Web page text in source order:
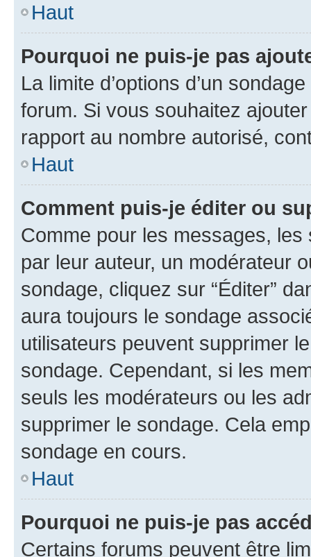
Haut
Pourquoi ne puis-je pas
La limite d’options d’un
forum. Si vous souhaitez
rapport au nombre autorisé,
Haut
Comment puis-je éditer ou
Comme pour les messages,
par leur auteur, un modérateur
sondage, cliquez sur “Éditer”
aura toujours le sondage
utilisateurs peuvent supprimer
sondage. Cependant, si les
seuls les modérateurs ou les
supprimer le sondage. Cela
sondage en cours.
Haut
Pourquoi ne puis-je pas
Certains forums peuvent être